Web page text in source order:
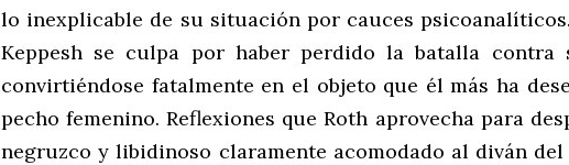
lo inexplicable de su situación por cauces
Keppesh se culpa por haber perdido la batalla contra
convirtiéndose fatalmente en el objeto que él más ha
pecho femenino. Reflexiones que Roth aprovecha para
negruzco y libidinoso claramente acomodado al diván del